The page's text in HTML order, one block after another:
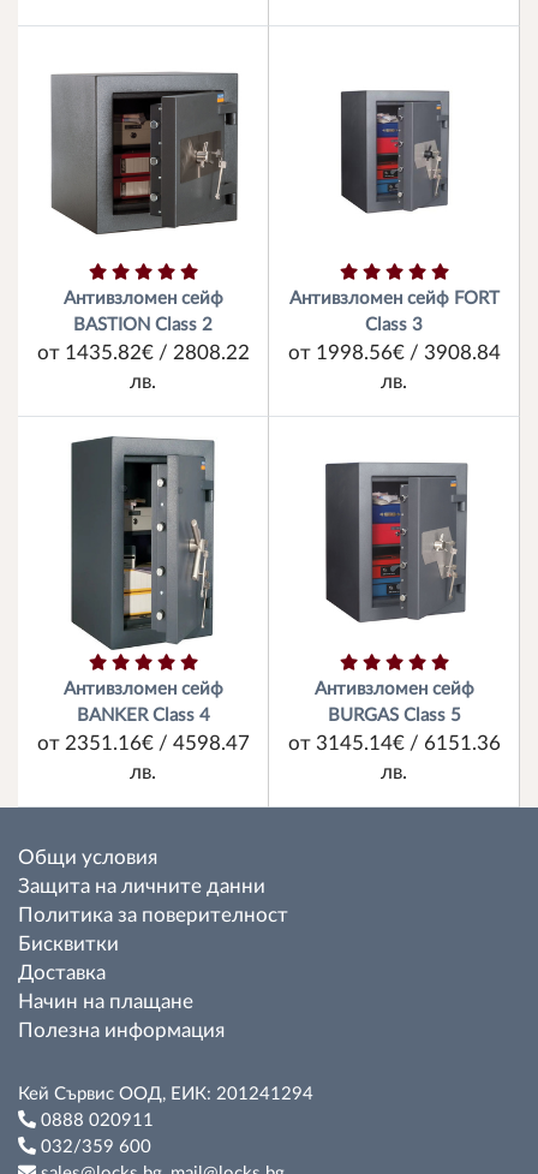
Антивзломен сейф
BASTION Class 2
от 1435.82€ / 2808.22
лв.
Антивзломен сейф FORT
Class 3
от 1998.56€ / 3908.84
лв.
Антивзломен сейф
BANKER Class 4
от 2351.16€ / 4598.47
лв.
Антивзломен сейф
BURGAS Class 5
от 3145.14€ / 6151.36
лв.
Общи условия
Защита на личните данни
Политика за поверителност
Бисквитки
Доставка
Начин на плащане
Полезна информация
Кей Сървис ООД, ЕИК: 201241294
0888 020911
032/359 600